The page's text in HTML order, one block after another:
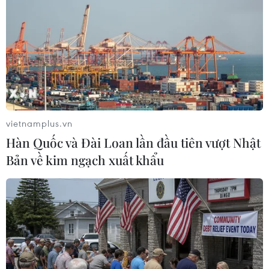
Tổng thống Ukraine Petro Poroshenko đã ký thông qua
quyết định của Hội đồng An ninh và Quốc phòng
Ukraine (NSDC) về các biện pháp khẩn cấp để đối phó
với “mối đe dọa Nga."
vietnamplus.vn
Hàn Quốc và Đài Loan lần đầu tiên vượt Nhật
Bản về kim ngạch xuất khẩu